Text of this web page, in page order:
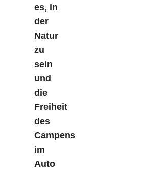
es, in
der
Natur
zu
sein
und
die
Freiheit
des
Campens
im
Auto